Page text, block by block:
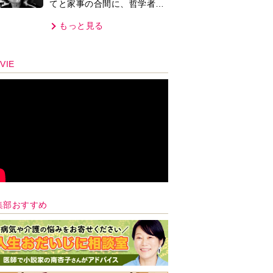
てと家事の合間に、哲学者テ
年」もっと見る
部おすすめ